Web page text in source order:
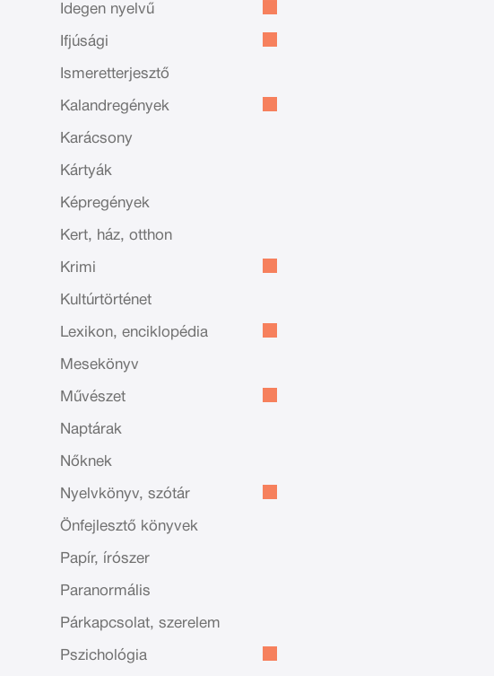
Idegen nyelvű
Ifjúsági
Ismeretterjesztő
Kalandregények
Karácsony
Kártyák
Képregények
Kert, ház, otthon
Krimi
Kultúrtörténet
Lexikon, enciklopédia
Mesekönyv
Művészet
Naptárak
Nőknek
Nyelvkönyv, szótár
Önfejlesztő könyvek
Papír, írószer
Paranormális
Párkapcsolat, szerelem
Pszichológia